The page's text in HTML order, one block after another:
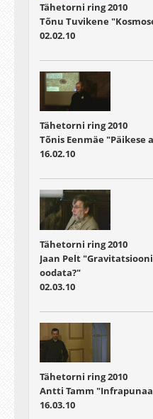
Tähetorni ring 2010
Tõnu Tuvikene
02.02.10
Tähetorni ring 2010
Tõnis Eenmäe "Päikese
16.02.10
Tähetorni ring 2010
Jaan Pelt
oodata?"
02.03.10
Tähetorni ring 2010
Antti Tamm
16.03.10